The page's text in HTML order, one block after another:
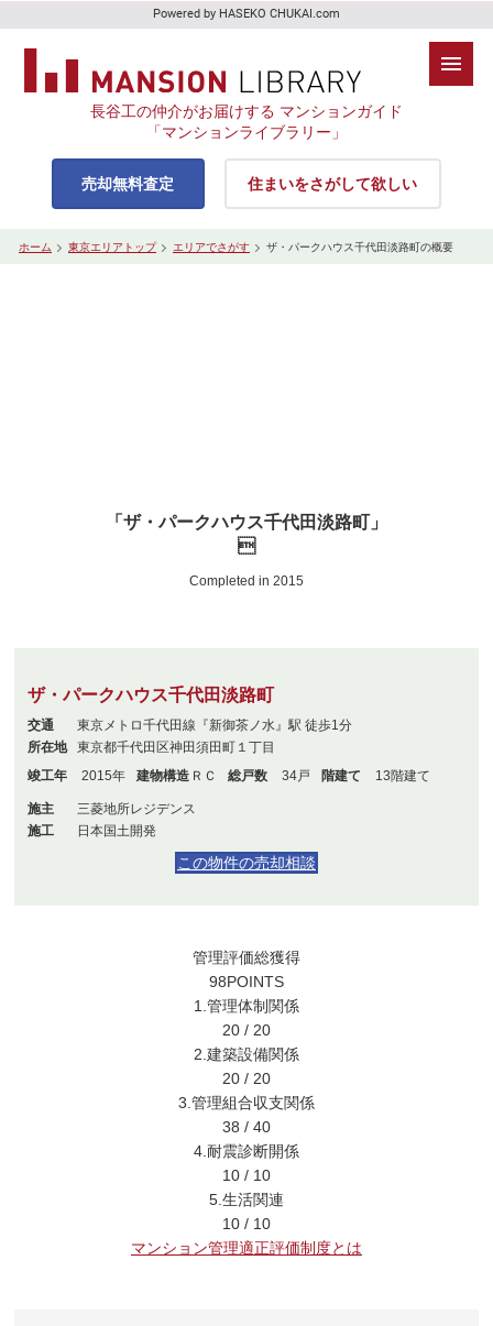
Powered by HASEKO CHUKAI.com
長谷工の仲介がお届けする マンションガイド
「マンションライブラリー」
売却無料査定 住まいをさがして欲しい
ホーム 東京エリアトップ エリアでさがす ザ・パークハウス千代田淡路町の概要
「ザ・パークハウス千代田淡路町」

Completed in 2015
ザ・パークハウス千代田淡路町
交通
東京メトロ千代田線『新御茶ノ水』駅 徒歩1分
所在地
東京都千代田区神田須田町１丁目
竣工年
2015年 建物構造 ＲＣ 総戸数 34戸 階建て 13階建て
施主
三菱地所レジデンス
施工
日本国土開発
この物件の売却相談
管理評価総獲得
98POINTS
1.管理体制関係
20 / 20
2.建築設備関係
20 / 20
3.管理組合収支関係
38 / 40
4.耐震診断開係
10 / 10
5.生活関連
10 / 10
マンション管理適正評価制度とは